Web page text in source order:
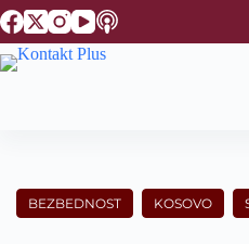
S
k
i
e
BEZBEDNOST KOSOVO